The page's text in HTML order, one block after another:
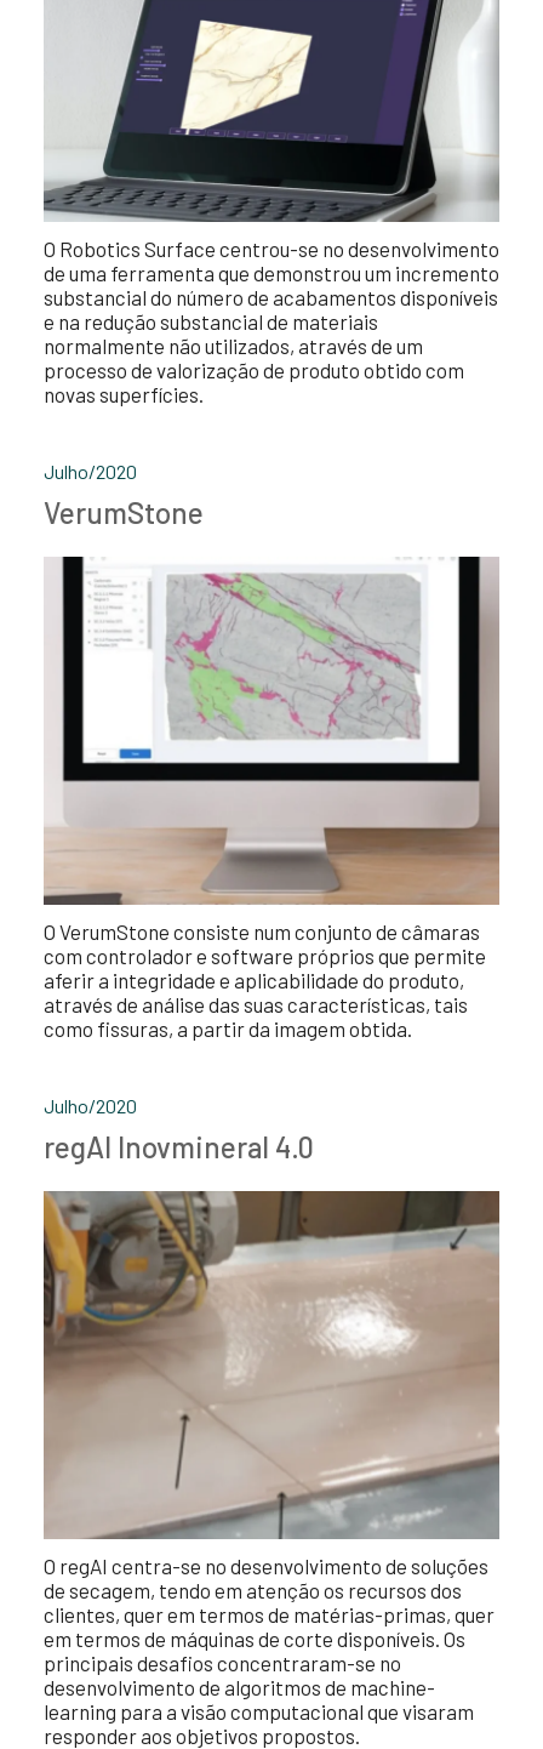
O Robotics Surface centrou-se no desenvolvimento
de uma ferramenta que demonstrou um incremento
substancial do número de acabamentos disponíveis
e na redução substancial de materiais
normalmente não utilizados, através de um
processo de valorização de produto obtido com
novas superfícies.
Julho/2020
VerumStone
O VerumStone consiste num conjunto de câmaras
com controlador e software próprios que permite
aferir a integridade e aplicabilidade do produto,
através de análise das suas características, tais
como fissuras, a partir da imagem obtida.
Julho/2020
regAI Inovmineral 4.0
O regAI centra-se no desenvolvimento de soluções
de secagem, tendo em atenção os recursos dos
clientes, quer em termos de matérias-primas, quer
em termos de máquinas de corte disponíveis. Os
principais desafios concentraram-se no
desenvolvimento de algoritmos de machine-
learning para a visão computacional que visaram
responder aos objetivos propostos.